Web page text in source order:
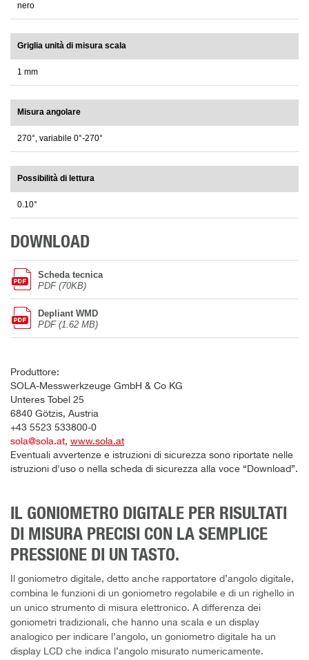
nero
Griglia unità di misura scala
1 mm
Misura angolare
270°, variabile 0°-270°
Possibilità di lettura
0.10°
DOWNLOAD
Scheda tecnica
PDF (70KB)
Depliant WMD
PDF (1.62 MB)
Produttore:
SOLA-Messwerkzeuge GmbH & Co KG
Unteres Tobel 25
6840 Götzis, Austria
+43 5523 533800-0
sola@sola.at, www.sola.at
Eventuali avvertenze e istruzioni di sicurezza sono riportate nelle
istruzioni d'uso o nella scheda di sicurezza alla voce “Download”.
IL GONIOMETRO DIGITALE PER RISULTATI
DI MISURA PRECISI CON LA SEMPLICE
PRESSIONE DI UN TASTO.
Il goniometro digitale, detto anche rapportatore d’angolo digitale,
combina le funzioni di un goniometro regolabile e di un righello in
un unico strumento di misura elettronico. A differenza dei
goniometri tradizionali, che hanno una scala e un display
analogico per indicare l’angolo, un goniometro digitale ha un
display LCD che indica l’angolo misurato numericamente.